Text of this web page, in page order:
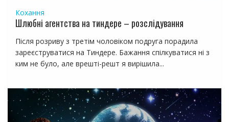
Кохання
Шлюбні агентства на тиндере – розслідування
Після розриву з третім чоловіком подруга порадила
зареєструватися на Тиндере. Бажання спілкуватися ні з
ким не було, але врешті-решт я вирішила...